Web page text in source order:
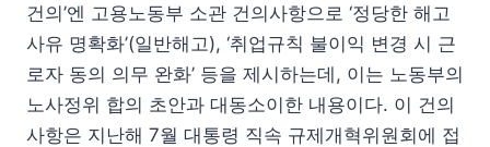
건의’엔 고용노동부 소관 건의사항으로 ‘정당한 해고
사유 명확화’(일반해고), ‘취업규칙 불이익 변경 시 근
로자 동의 의무 완화’ 등을 제시하는데, 이는 노동부의
노사정위 합의 초안과 대동소이한 내용이다. 이 건의
사항은 지난해 7월 대통령 직속 규제개혁위원회에 접